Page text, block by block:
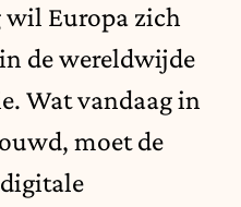
wil Europa zich
de wereldwijde
Wat vandaag in
moet de